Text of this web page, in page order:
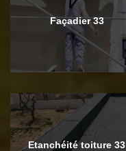
Façadier 33
Etanchéité toiture 33